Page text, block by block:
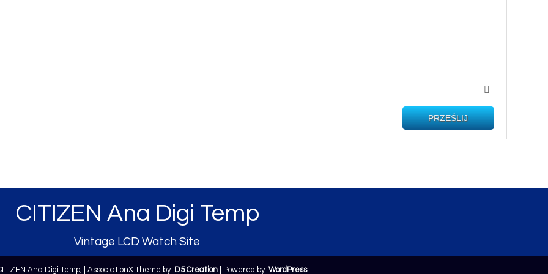
PRZEŚLIJ
CITIZEN Ana Digi Temp
Vintage LCD Watch Site
Ana Digi Temp, | AssociationX Theme by: D5 Creation| Powered by: WordPress